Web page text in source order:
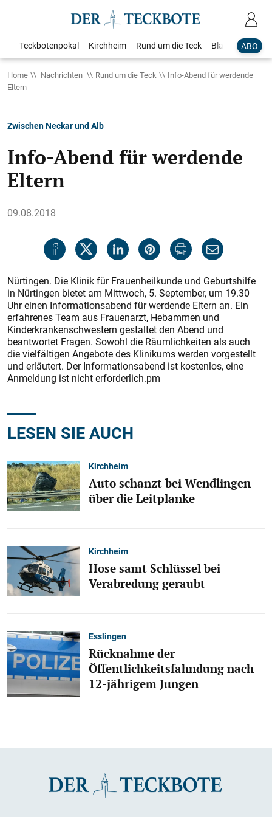
ABO
Teckbotenpokal Kirchheim Rund um die Teck Blaulicht
Home Nachrichten Rund um die Teck
Info-Abend für werdende
Eltern
Zwischen Neckar und Alb
Info-Abend für werdende
Eltern
09.08.2018
Nürtingen. Die Klinik für Frauenheilkunde und Geburtshilfe
in Nürtingen bietet am Mittwoch, 5. September, um 19.30
Uhr einen Informationsabend für werdende Eltern an. Ein
erfahrenes Team aus Frauenarzt, Hebammen und
Kinderkrankenschwestern gestaltet den Abend und
beantwortet Fragen. Sowohl die Räumlichkeiten als auch
die vielfältigen Angebote des Klinikums werden vorgestellt
und erläutert. Der Informationsabend ist kostenlos, eine
Anmeldung ist nicht erforderlich.pm
LESEN SIE AUCH
Kirchheim
Auto schanzt bei Wendlingen
über die Leitplanke
Kirchheim
Hose samt Schlüssel bei
Verabredung geraubt
Esslingen
Rücknahme der
Öffentlichkeitsfahndung nach
12-jährigem Jungen